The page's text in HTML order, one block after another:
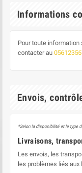
Informations
Pour toute information
contacter au
Envois,
*Selon la disponibilité et le type
Livraisons,
Les envois, les
les problèmes liés